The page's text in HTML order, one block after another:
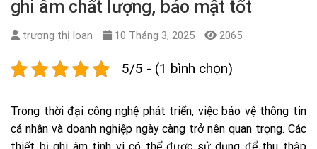
ghi âm chất lượng, bảo mật tốt
trương thị loan 10 Tháng 3, 2025 2065
5/5 - (1 bình chọn)
Trong thời đại công nghệ phát triển, việc bảo vệ thông tin
cá nhân và doanh nghiệp ngày càng trở nên quan trọng. Các